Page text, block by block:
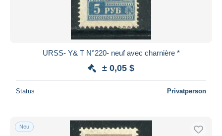
URSS- Y& T N°220- neuf avec charnière *
± 0,05 $
Status Privatperson
Neu